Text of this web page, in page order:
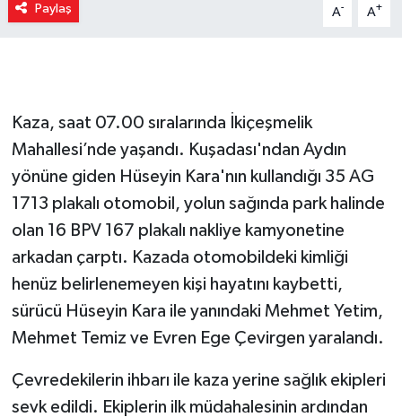
Paylaş A- A+
Kaza, saat 07.00 sıralarında İkiçeşmelik
Mahallesi’nde yaşandı. Kuşadası'ndan Aydın
yönüne giden Hüseyin Kara'nın kullandığı 35 AG
1713 plakalı otomobil, yolun sağında park halinde
olan 16 BPV 167 plakalı nakliye kamyonetine
arkadan çarptı. Kazada otomobildeki kimliği
henüz belirlenemeyen kişi hayatını kaybetti,
sürücü Hüseyin Kara ile yanındaki Mehmet Yetim,
Mehmet Temiz ve Evren Ege Çevirgen yaralandı.
Çevredekilerin ihbarı ile kaza yerine sağlık ekipleri
sevk edildi. Ekiplerin ilk müdahalesinin ardından